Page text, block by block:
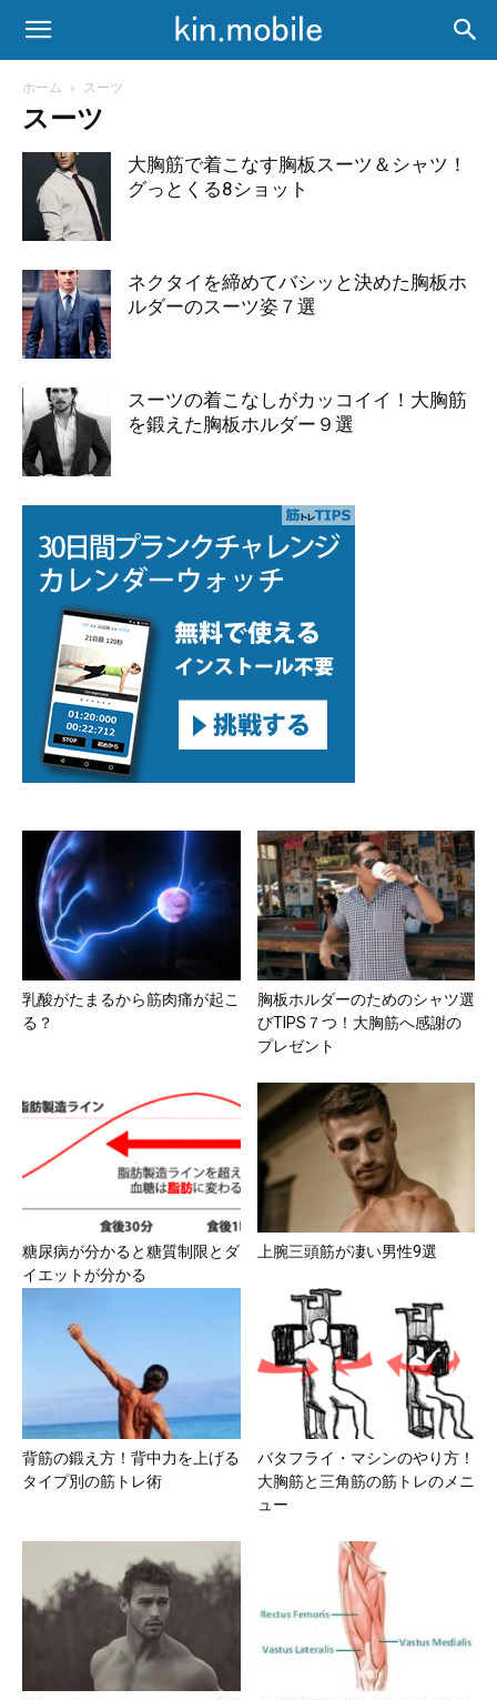
ホーム スーツ
スーツ
大胸筋で着こなす胸板スーツ＆シャツ！
グっとくる8ショット
ネクタイを締めてバシッと決めた胸板ホ
ルダーのスーツ姿７選
スーツの着こなしがカッコイイ！大胸筋
を鍛えた胸板ホルダー９選
乳酸がたまるから筋肉痛が起こ
る？
胸板ホルダーのためのシャツ選
びTIPS７つ！大胸筋へ感謝の
プレゼント
糖尿病が分かると糖質制限とダ
イエットが分かる
上腕三頭筋が凄い男性9選
背筋の鍛え方！背中力を上げる
タイプ別の筋トレ術
バタフライ・マシンのやり方！
大胸筋と三角筋の筋トレのメニ
ュー